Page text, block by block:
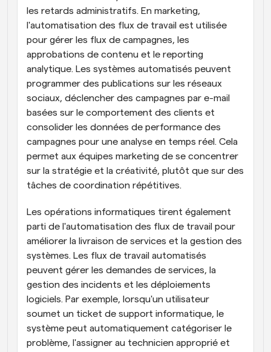
les retards administratifs. En marketing,
l'automatisation des flux de travail est utilisée
pour gérer les flux de campagnes, les
approbations de contenu et le reporting
analytique. Les systèmes automatisés peuvent
programmer des publications sur les réseaux
sociaux, déclencher des campagnes par e-mail
basées sur le comportement des clients et
consolider les données de performance des
campagnes pour une analyse en temps réel. Cela
permet aux équipes marketing de se concentrer
sur la stratégie et la créativité, plutôt que sur des
tâches de coordination répétitives.
Les opérations informatiques tirent également
parti de l'automatisation des flux de travail pour
améliorer la livraison de services et la gestion des
systèmes. Les flux de travail automatisés
peuvent gérer les demandes de services, la
gestion des incidents et les déploiements
logiciels. Par exemple, lorsqu'un utilisateur
soumet un ticket de support informatique, le
système peut automatiquement catégoriser le
problème, l'assigner au technicien approprié et